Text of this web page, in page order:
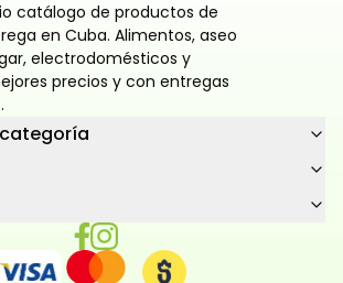
catálogo de productos de
en Cuba. Alimentos, aseo
electrodomésticos y
precios y con entregas